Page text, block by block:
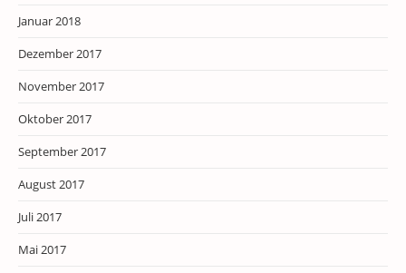
Januar 2018
Dezember 2017
November 2017
Oktober 2017
September 2017
August 2017
Juli 2017
Mai 2017